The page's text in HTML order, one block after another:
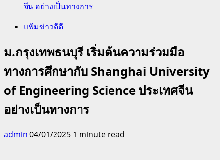
จีน อย่างเป็นทางการ
แฟ้มข่าวดีดี
ม.กรุงเทพธนบุรี เริ่มต้นความร่วมมือ
ทางการศึกษากับ Shanghai University
of Engineering Science ประเทศจีน
อย่างเป็นทางการ
admin 04/01/2025 1 minute read